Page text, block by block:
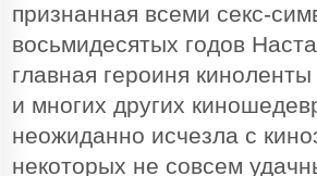
признанная всеми секс-
восьмидесятых годов
главная героиня
и многих других
неожиданно исчезла с
некоторых не совсем